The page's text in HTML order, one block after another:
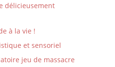
délicieusement
à la vie !
et sensoriel
jeu de massacre